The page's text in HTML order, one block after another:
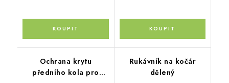
Ochrana krytu
předního kola pro
Rukávník na kočár
dělený